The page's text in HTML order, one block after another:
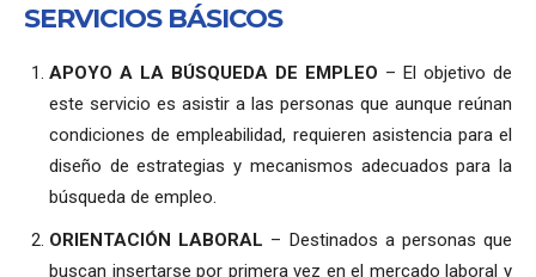
SERVICIOS BÁSICOS
APOYO A LA BÚSQUEDA DE EMPLEO – El objetivo de
este servicio es asistir a las personas que aunque reúnan
condiciones de empleabilidad, requieren asistencia para el
diseño de estrategias y mecanismos adecuados para la
búsqueda de empleo.
ORIENTACIÓN LABORAL – Destinados a personas que
buscan insertarse por primera vez en el mercado laboral y